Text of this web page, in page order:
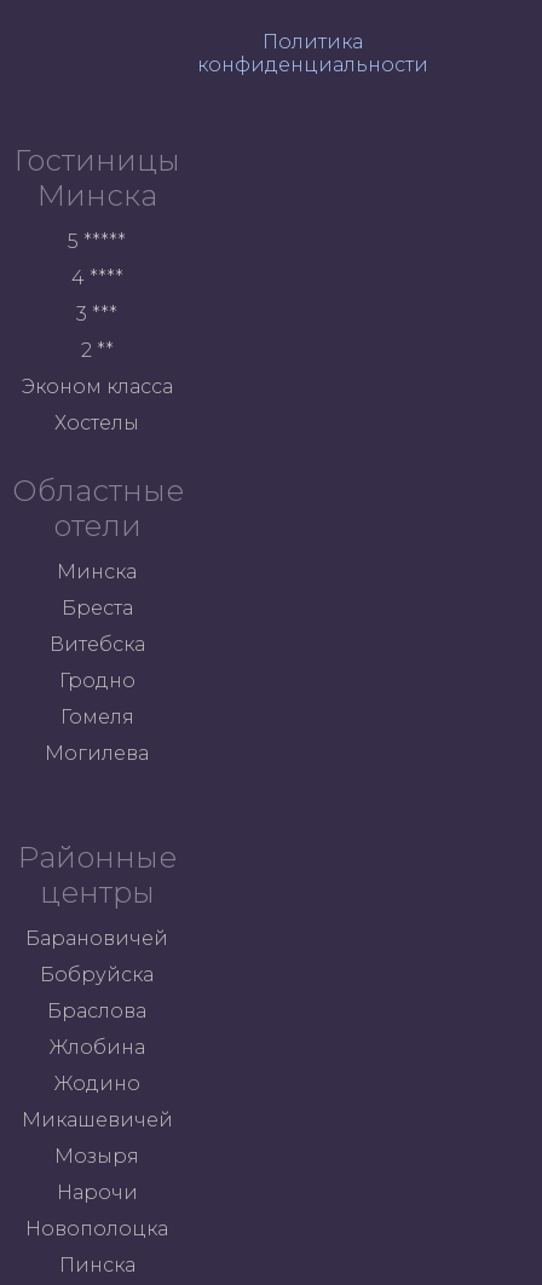
Политика
конфиденциальности
Гостиницы
Минска
5 *****
4 ****
3 ***
2 **
Эконом класса
Хостелы
Областные
отели
Минска
Бреста
Витебска
Гродно
Гомеля
Могилева
Районные
центры
Барановичей
Бобруйска
Браслова
Жлобина
Жодино
Микашевичей
Мозыря
Нарочи
Новополоцка
Пинска